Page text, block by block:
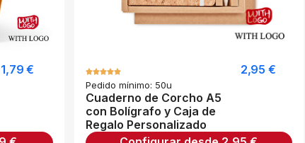
1,79€
Pedido mínimo: 50u
Cuaderno de Corcho A5
con Bolígrafo y Caja de
Regalo Personalizado
2,95 €